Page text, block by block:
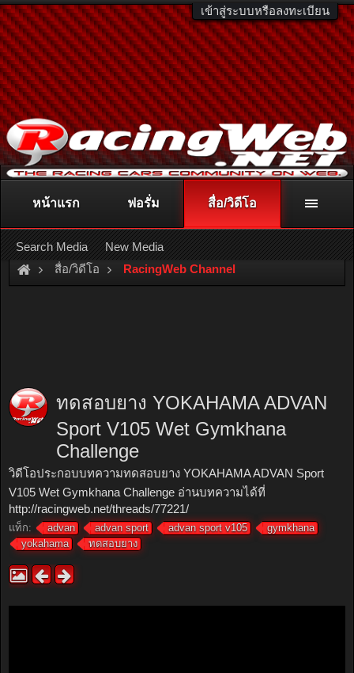
เข้าสู่ระบบหรือลงทะเบียน
ติดต่อลงโฆษณา racingweb@gmail.comหรือโทร. 081-811-1138
หรืออ่านรายละเอียดเพิ่มเติม คลิกที่นี่
สื่อ/วิดีโอ RacingWeb Channel
ทดสอบยาง YOKAHAMA ADVAN
Sport V105 Wet Gymkhana
Challenge
วิดีโอประกอบบทความทดสอบยาง YOKAHAMA ADVAN Sport
V105 Wet Gymkhana Challenge อ่านบทความได้ที่
http://racingweb.net/threads/77221/
แท็ก: advan advan sport advan sport v105
gymkhana
yokahama
ทดสอบยาง
หน้าแรก ฟอรั่ม สื่อ/วิดีโอ
Search Media New Media